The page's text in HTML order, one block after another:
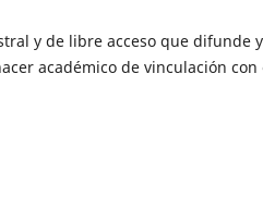
y de libre acceso que difunde y
académico de vinculación con